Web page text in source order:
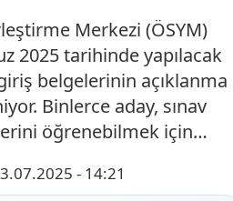
Merkezi (ÖSYM)
2025 tarihinde yapılacak
belgelerinin açıklanma
Binlerce aday, sınav
öğrenebilmek için…
- 14:21